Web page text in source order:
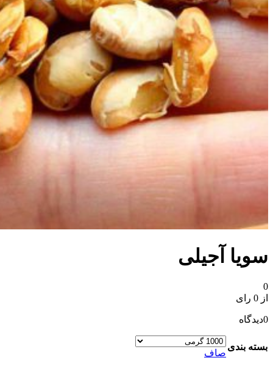
سویا آجیلی
0
از 0 رای
0دیدگاه
بسته بندی
صاف